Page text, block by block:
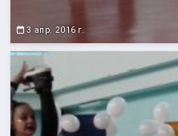
3 апр. 2016 г.